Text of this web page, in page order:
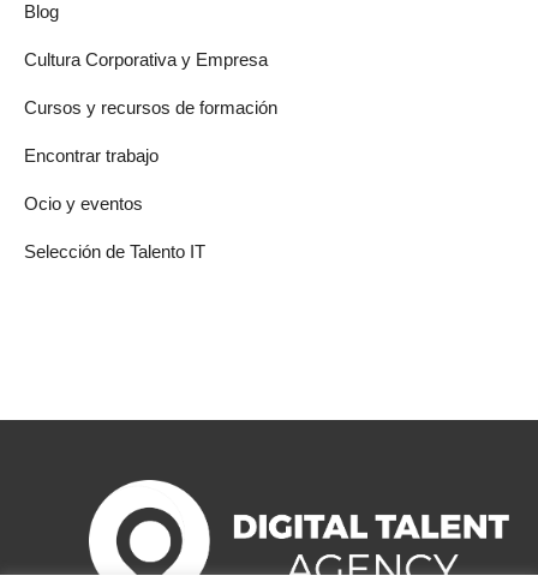
Blog
Cultura Corporativa y Empresa
Cursos y recursos de formación
Encontrar trabajo
Ocio y eventos
Selección de Talento IT